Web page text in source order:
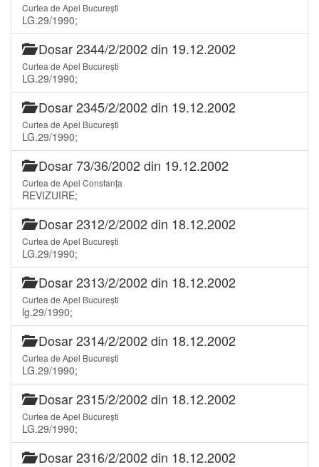
Curtea de Apel București
LG.29/1990;
Dosar 2344/2/2002 din 19.12.2002
Curtea de Apel București
LG.29/1990;
Dosar 2345/2/2002 din 19.12.2002
Curtea de Apel București
LG.29/1990;
Dosar 73/36/2002 din 19.12.2002
Curtea de Apel Constanța
REVIZUIRE;
Dosar 2312/2/2002 din 18.12.2002
Curtea de Apel București
LG.29/1990;
Dosar 2313/2/2002 din 18.12.2002
Curtea de Apel București
lg.29/1990;
Dosar 2314/2/2002 din 18.12.2002
Curtea de Apel București
LG.29/1990;
Dosar 2315/2/2002 din 18.12.2002
Curtea de Apel București
LG.29/1990;
Dosar 2316/2/2002 din 18.12.2002